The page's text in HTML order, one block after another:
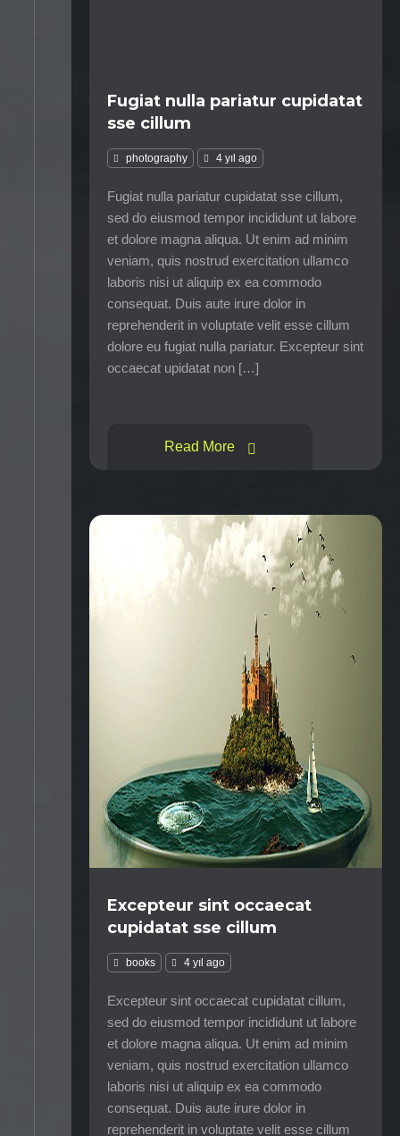
Fugiat nulla pariatur cupidatat
sse cillum
photography 4 yıl ago
Fugiat nulla pariatur cupidatat sse cillum,
sed do eiusmod tempor incididunt ut labore
et dolore magna aliqua. Ut enim ad minim
veniam, quis nostrud exercitation ullamco
laboris nisi ut aliquip ex ea commodo
consequat. Duis aute irure dolor in
reprehenderit in voluptate velit esse cillum
dolore eu fugiat nulla pariatur. Excepteur sint
occaecat upidatat non […]
Read More
Excepteur sint occaecat
cupidatat sse cillum
books 4 yıl ago
Excepteur sint occaecat cupidatat cillum,
sed do eiusmod tempor incididunt ut labore
et dolore magna aliqua. Ut enim ad minim
veniam, quis nostrud exercitation ullamco
laboris nisi ut aliquip ex ea commodo
consequat. Duis aute irure dolor in
reprehenderit in voluptate velit esse cillum